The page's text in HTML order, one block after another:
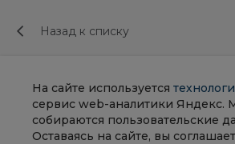
Назад к списку
Будь в курсе важных
событий!
Подпишитесь, и вы ничего не
На сайте используется
сервис web-аналитики Яндекс.
собираются пользовательские
Оставаясь на сайте, вы